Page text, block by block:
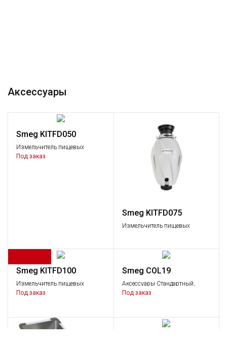
Аксессуары
Smeg KITFD050
Измельчитель пищевых
отходов, 0,5 л.с.
Под заказ
Smeg KITFD075
Измельчитель пищевых
Smeg KITFD100
Измельчитель пищевых
отходов, 1,0 л.с.
Под заказ
Smeg COL19
Аксессуары Стандартный,
Аксессуары
Под заказ